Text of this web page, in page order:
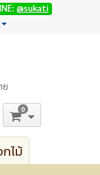
@sukati
ย
0
ไม้